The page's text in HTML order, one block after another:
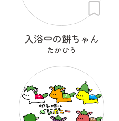
入浴中の餅ちゃん
たかひろ